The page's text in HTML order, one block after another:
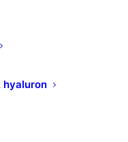
hyaluron